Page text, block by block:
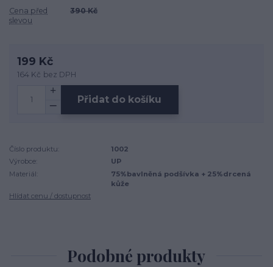
Cena před
slevou
390 Kč
199 Kč
164 Kč bez DPH
Přidat do košíku
Číslo produktu:
1002
Výrobce:
UP
Materiál:
75%bavlněná podšívka + 25%drcená
kůže
Hlídat cenu / dostupnost
Podobné produkty